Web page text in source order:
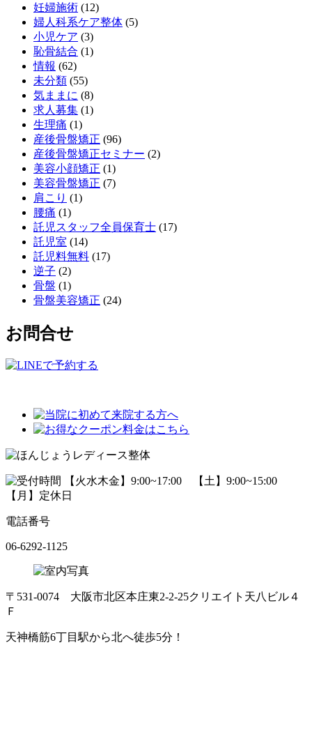
妊婦施術 (12)
婦人科系ケア整体 (5)
小児ケア (3)
恥骨結合 (1)
情報 (62)
未分類 (55)
気ままに (8)
求人募集 (1)
生理痛 (1)
産後骨盤矯正 (96)
産後骨盤矯正セミナー (2)
美容小顔矯正 (1)
美容骨盤矯正 (7)
肩こり (1)
腰痛 (1)
託児スタッフ全員保育士 (17)
託児室 (14)
託児料無料 (17)
逆子 (2)
骨盤 (1)
骨盤美容矯正 (24)
お問合せ
電話番号
06-6292-1125
〒531-0074 大阪市北区本庄東2-2-25クリエイト天八ビル４
Ｆ
天神橋筋6丁目駅から北へ徒歩5分！